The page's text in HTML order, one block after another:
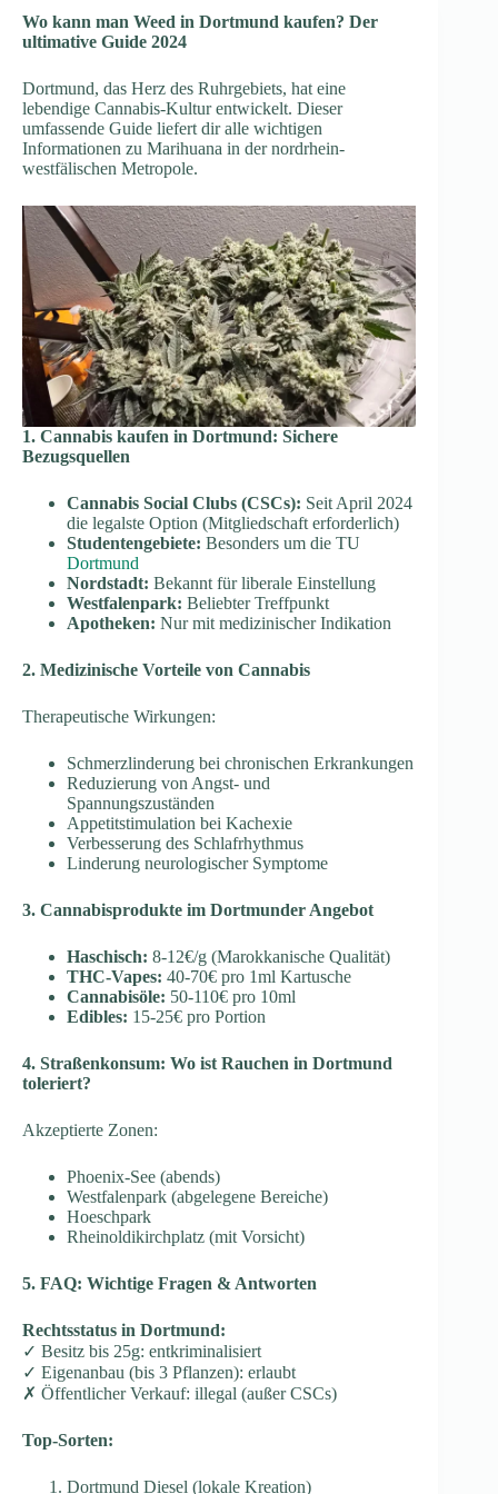
Wo kann man Weed in Dortmund kaufen? Der
ultimative Guide 2024
Dortmund, das Herz des Ruhrgebiets, hat eine
lebendige Cannabis-Kultur entwickelt. Dieser
umfassende Guide liefert dir alle wichtigen
Informationen zu Marihuana in der nordrhein-
westfälischen Metropole.
1. Cannabis kaufen in Dortmund: Sichere
Bezugsquellen
Cannabis Social Clubs (CSCs): Seit April 2024
die legalste Option (Mitgliedschaft erforderlich)
Studentengebiete: Besonders um die TU
Dortmund
Nordstadt: Bekannt für liberale Einstellung
Westfalenpark: Beliebter Treffpunkt
Apotheken: Nur mit medizinischer Indikation
2. Medizinische Vorteile von Cannabis
Therapeutische Wirkungen:
Schmerzlinderung bei chronischen Erkrankungen
Reduzierung von Angst- und
Spannungszuständen
Appetitstimulation bei Kachexie
Verbesserung des Schlafrhythmus
Linderung neurologischer Symptome
3. Cannabisprodukte im Dortmunder Angebot
Haschisch: 8-12€/g (Marokkanische Qualität)
THC-Vapes: 40-70€ pro 1ml Kartusche
Cannabisöle: 50-110€ pro 10ml
Edibles: 15-25€ pro Portion
4. Straßenkonsum: Wo ist Rauchen in Dortmund
toleriert?
Akzeptierte Zonen:
Phoenix-See (abends)
Westfalenpark (abgelegene Bereiche)
Hoeschpark
Rheinoldikirchplatz (mit Vorsicht)
5. FAQ: Wichtige Fragen & Antworten
Rechtsstatus in Dortmund:
✓ Besitz bis 25g: entkriminalisiert
✓ Eigenanbau (bis 3 Pflanzen): erlaubt
✗ Öffentlicher Verkauf: illegal (außer CSCs)
Top-Sorten:
Dortmund Diesel (lokale Kreation)